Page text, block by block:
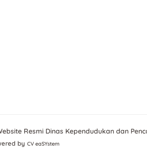
Resmi Dinas Kependudukan dan
by CV eaSYstem